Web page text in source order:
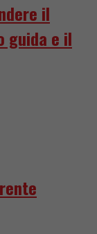
il
guida e il